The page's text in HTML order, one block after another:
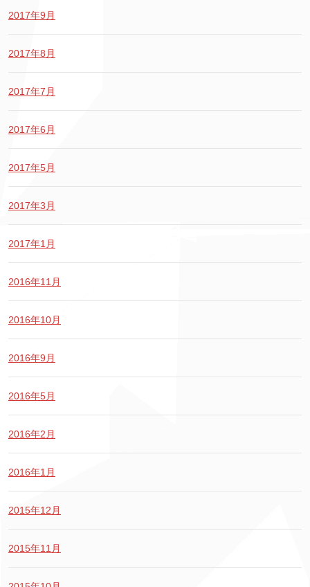
2017年9月
2017年8月
2017年7月
2017年6月
2017年5月
2017年3月
2017年1月
2016年11月
2016年10月
2016年9月
2016年5月
2016年2月
2016年1月
2015年12月
2015年11月